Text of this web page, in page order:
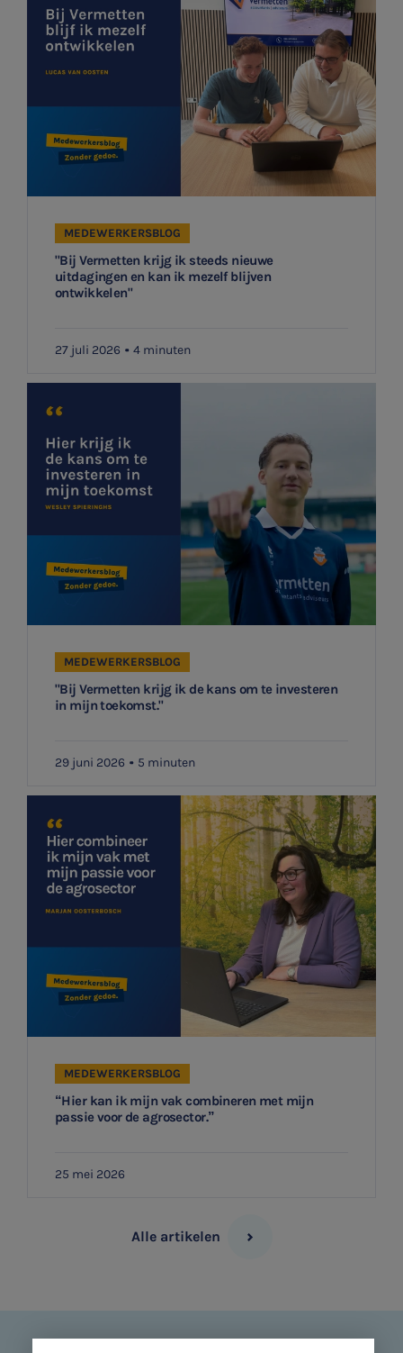
HR & Salaris
Contact
Audit
Aanmelden
"Bij Vermetten krijg ik steeds nieuwe
uitdagingen en kan ik mezelf blijven
ontwikkelen"
MEDEWERKERSBLOG
27 juli 2026 4 minuten
"Bij Vermetten krijg ik de kans om te investeren
in mijn toekomst."
MEDEWERKERSBLOG
29 juni 2026 5 minuten
“Hier kan ik mijn vak combineren met mijn
passie voor de agrosector.”
MEDEWERKERSBLOG
25 mei 2026
Alle artikelen